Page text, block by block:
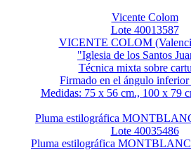
Vicente Colom
Lote 40013587
VICENTE COLOM
"Iglesia de los Santos
Técnica mixta sobre
Firmado en el ángulo inferior
Medidas: 75 x 56 cm., 100 x 79
Pluma estilográfica
Lote 40035486
Pluma estilográfica MONTBLANC